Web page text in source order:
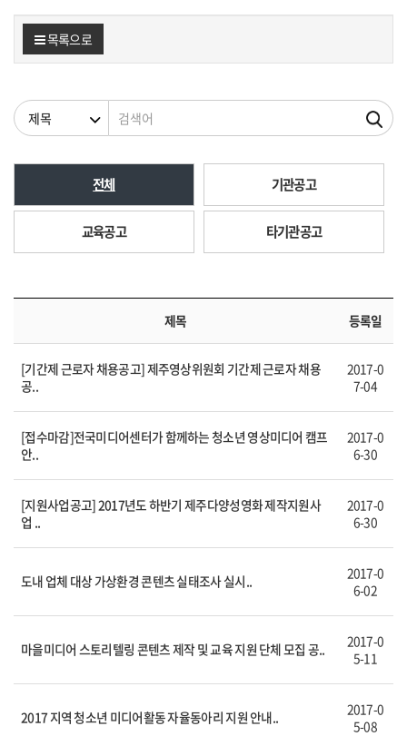
목록으로
검색조건 검색어
전체 기관공고
교육공고 타기관공고
제목 등록일
[기간제 근로자 채용공고] 제주영상위원회 기간제 근로자 채용
공..
2017-0
7-04
[접수마감]전국미디어센터가 함께하는 청소년 영상미디어 캠프
안..
2017-0
6-30
[지원사업공고] 2017년도 하반기 제주다양성영화 제작지원사
업 ..
2017-0
6-30
도내 업체 대상 가상환경 콘텐츠 실태조사 실시..
2017-0
6-02
마을미디어 스토리텔링 콘텐츠 제작 및 교육 지원 단체 모집 공..
2017-0
5-11
2017 지역 청소년 미디어활동 자율동아리 지원 안내..
2017-0
5-08